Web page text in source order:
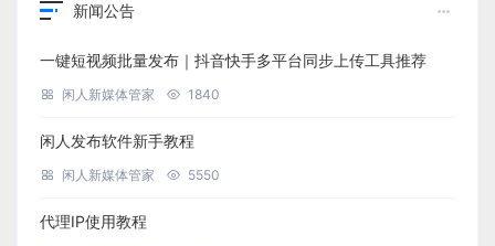
新闻公告
一键短视频批量发布｜抖音快手多平台同步上传工具推荐
闲人新媒体管家 1840
闲人发布软件新手教程
闲人新媒体管家 5550
代理IP使用教程